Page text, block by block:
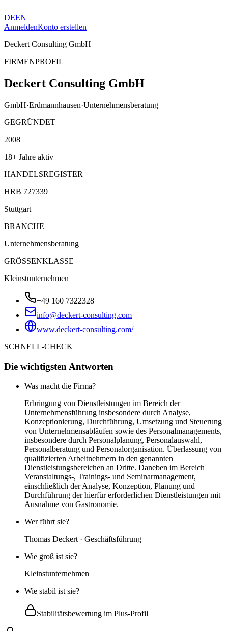
DEEN
AnmeldenKonto erstellen
Deckert Consulting GmbH
FIRMENPROFIL
Deckert Consulting GmbH
GmbH·Erdmannhausen·Unternehmensberatung
GEGRÜNDET
2008
18+ Jahre aktiv
HANDELSREGISTER
HRB 727339
Stuttgart
BRANCHE
Unternehmensberatung
GRÖSSENKLASSE
Kleinstunternehmen
+49 160 7322328
info@deckert-consulting.com
www.deckert-consulting.com/
SCHNELL-CHECK
Die wichtigsten Antworten
Was macht die Firma?
Erbringung von Dienstleistungen im Bereich der
Unternehmensführung insbesondere durch Analyse,
Konzeptionierung, Durchführung, Umsetzung und Steuerung
von Unternehmensabläufen sowie des Personalmanagements,
insbesondere durch Personalplanung, Personalauswahl,
Personalberatung und Personalorganisation. Überlassung von
qualifizierten Arbeitnehmern in den genannten
Dienstleistungsbereichen an Dritte. Daneben im Bereich
Veranstaltungs-, Trainings- und Seminarmanagement,
einschließlich der Analyse, Konzeption, Planung und
Durchführung der hierfür erforderlichen Dienstleistungen mit
Ausnahme von Gastronomie.
Wer führt sie?
Thomas Deckert · Geschäftsführung
Wie groß ist sie?
Kleinstunternehmen
Wie stabil ist sie?
Stabilitätsbewertung im Plus-Profil